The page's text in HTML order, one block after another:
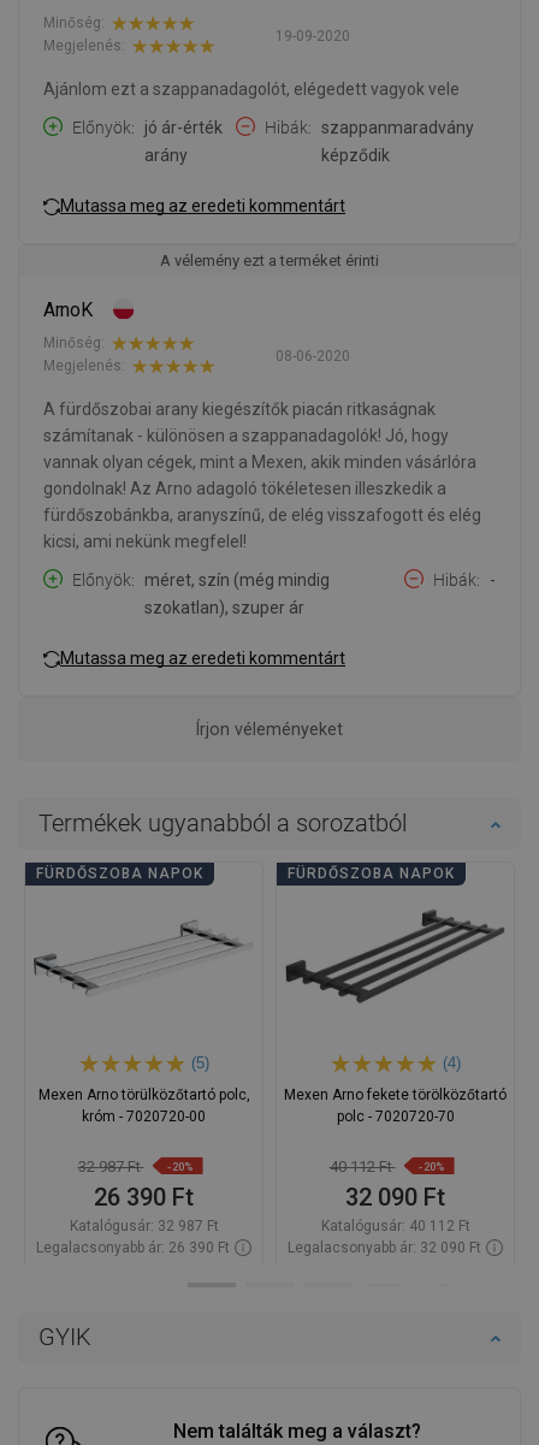
GYIK
Nem találták meg a választ?
19-09-2020
Minőség:
Megjelenés:
Ajánlom ezt a szappanadagolót, elégedett vagyok vele
Előnyök
jó ár-érték
arány
Hibák
szappanmaradvány
képződik
Mutassa meg az eredeti kommentárt
A vélemény ezt a terméket érinti
ArnoK
08-06-2020
Minőség:
Megjelenés:
A fürdőszobai arany kiegészítők piacán ritkaságnak
számítanak - különösen a szappanadagolók! Jó, hogy
vannak olyan cégek, mint a Mexen, akik minden vásárlóra
gondolnak! Az Arno adagoló tökéletesen illeszkedik a
fürdőszobánkba, aranyszínű, de elég visszafogott és elég
kicsi, ami nekünk megfelel!
Előnyök
méret, szín (még mindig
szokatlan), szuper ár
Hibák -
Mutassa meg az eredeti kommentárt
Írjon véleményeket
Termékek ugyanabból a sorozatból
FÜRDŐSZOBA NAPOK
(5)
Mexen Arno törülközőtartó polc,
króm - 7020720-00
32 987 Ft -20%
26 390 Ft
Katalógusár: 32 987 Ft
Legalacsonyabb ár: 26 390 Ft
FÜRDŐSZOBA NAPOK
(4)
Mexen Arno fekete törölközőtartó
polc - 7020720-70
40 112 Ft -20%
32 090 Ft
Katalógusár: 40 112 Ft
Legalacsonyabb ár: 32 090 Ft